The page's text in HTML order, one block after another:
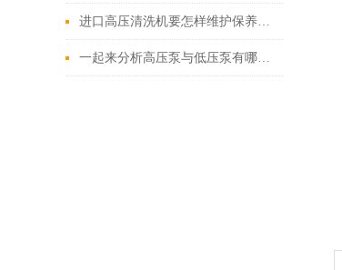
进口高压清洗机要怎样维护保养才算合理呢
一起来分析高压泵与低压泵有哪些不同表现